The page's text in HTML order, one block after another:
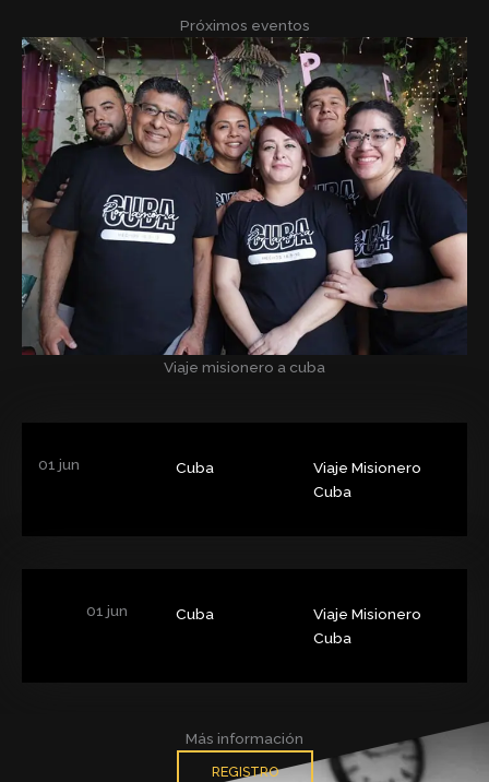
Próximos eventos
Viaje misionero a cuba
01 jun Cuba
Viaje Misionero
Cuba
01 jun Cuba
Viaje Misionero
Cuba
Más información
REGISTRO